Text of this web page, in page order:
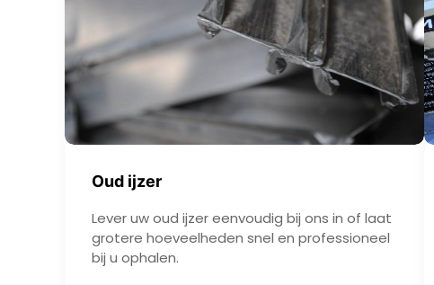
Oud ijzer
Lever uw oud ijzer eenvoudig bij ons in of laat
grotere hoeveelheden snel en professioneel
bij u ophalen.